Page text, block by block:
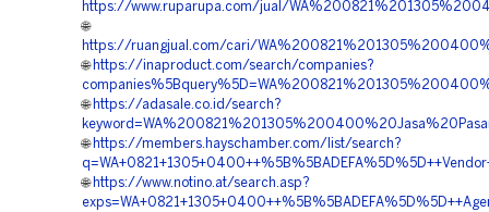
https://www.ruparupa.com/jual/
🌐
https://ruangjual.com/cari/
🌐 https://inaproduct.com/search/companies?
🌐 https://adasale.co.id/search?
🌐 https://members.hayschamber.com/list/search?
🌐 https://www.notino.at/search.asp?